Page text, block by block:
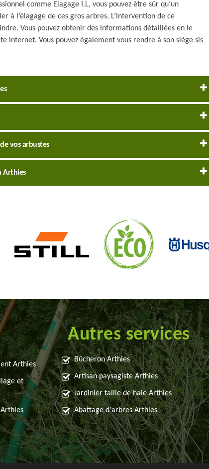
comme Elagage I.L, vous pouvez être sûr qu’un
à l’élagage de ces gros arbres. L’intervention de ce
Vous pouvez obtenir des informations détaillées en le
internet. Vous pouvez également vous rendre à son siège sis
vos arbustes
Arthies
Autres services
Arthies
et
Bûcheron Arthies
Artisan paysagiste Arthies
Jardinier taille de haie Arthies
Abattage d'arbres Arthies